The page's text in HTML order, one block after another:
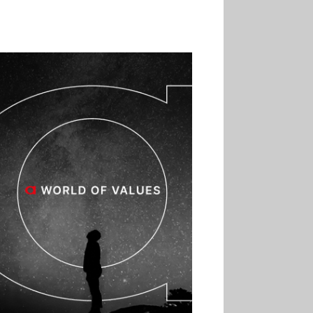
réduire sa consommation
01.07
Aldi Studio lance sa
première collection capsule
inspirée de ses codes
visuels
01.07
Cafom annonce
des résultats semestriels en
hausse, portés par le e-
commerce
30.06
La Sportiva affiche
une croissance solide en
2025